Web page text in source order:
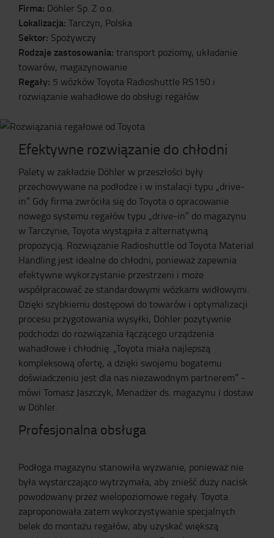
Firma: Döhler Sp. Z o.o.
Lokalizacja: Tarczyn, Polska
Sektor: Spożywczy
Rodzaje zastosowania: transport poziomy, układanie
towarów, magazynowanie
Regały: 5 wózków Toyota Radioshuttle RS150 i
rozwiązanie wahadłowe do obsługi regałów
Efektywne rozwiązanie do chłodni
Palety w zakładzie Döhler w przeszłości były
przechowywane na podłodze i w instalacji typu „drive-
in”. Gdy firma zwróciła się do Toyota o opracowanie
nowego systemu regałów typu „drive-in” do magazynu
w Tarczynie, Toyota wystąpiła z alternatywną
propozycją. Rozwiązanie Radioshuttle od Toyota Material
Handling jest idealne do chłodni, ponieważ zapewnia
efektywne wykorzystanie przestrzeni i może
współpracować ze standardowymi wózkami widłowymi.
Dzięki szybkiemu dostępowi do towarów i optymalizacji
procesu przygotowania wysyłki, Döhler pozytywnie
podchodzi do rozwiązania łączącego urządzenia
wahadłowe i chłodnię. „Toyota miała najlepszą
kompleksową ofertę, a dzięki swojemu bogatemu
doświadczeniu jest dla nas niezawodnym partnerem” -
mówi Tomasz Jaszczyk, Menadżer ds. magazynu i dostaw
w Döhler.
Profesjonalna obsługa
Podłoga magazynu stanowiła wyzwanie, ponieważ nie
była wystarczająco wytrzymała, aby znieść duży nacisk
powodowany przez wielopoziomowe regały. Toyota
zaproponowała zatem wykorzystywanie specjalnych
belek do montażu regałów, aby uzyskać większą